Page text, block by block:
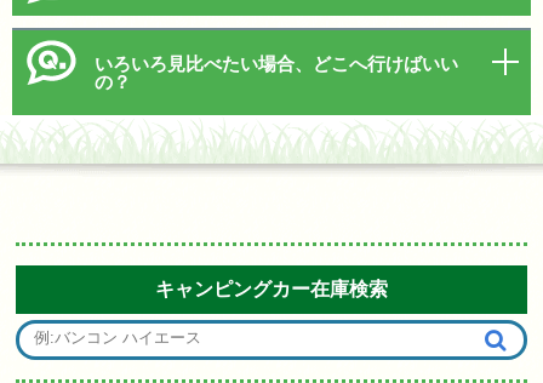
いろいろ見比べたい場合、どこへ行けばいい
の？
キャンピングカー在庫検索